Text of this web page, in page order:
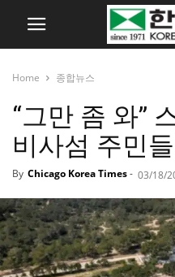
Home 종합뉴스
“그만 좀 와”
비사섬 주민
By Chicago Korea Times- 03/18/